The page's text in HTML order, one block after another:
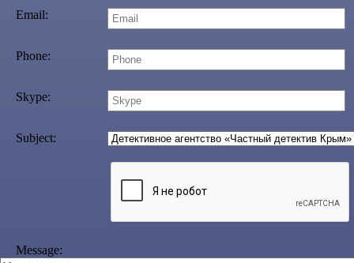
Email:
Phone:
Skype:
Subject:
Message: